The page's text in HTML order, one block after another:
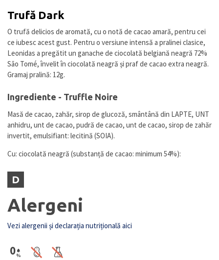
Trufă Dark
O trufă delicios de aromată, cu o notă de cacao amară, pentru cei
ce iubesc acest gust. Pentru o versiune intensă a pralinei clasice,
Leonidas a pregătit un ganache de ciocolată belgiană neagră 72%
São Tomé, învelit în ciocolată neagră și praf de cacao extra neagră.
Gramaj pralină: 12g.
Ingrediente - Truffle Noire
Masă de cacao, zahăr, sirop de glucoză, smântână din LAPTE, UNT
anhidru, unt de cacao, pudră de cacao, unt de cacao, sirop de zahăr
invertit, emulsifiant: lecitină (SOIA).
Cu: ciocolată neagră (substanță de cacao: minimum 54%):
D
Alergeni
Vezi alergenii și declarația nutrițională aici